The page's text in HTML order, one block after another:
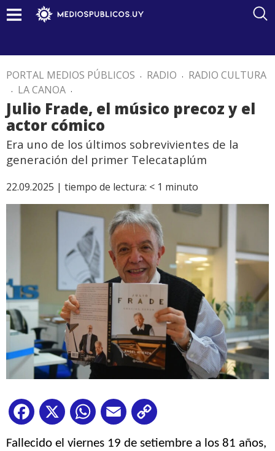
PORTAL MEDIOS PÚBLICOS . RADIO . RADIO CULTURA
. LA CANOA .
Julio Frade, el músico precoz y el
actor cómico
Era uno de los últimos sobrevivientes de la
generación del primer Telecataplúm
22.09.2025 | tiempo de lectura: < 1 minuto
Facebook
X WhatsApp
Email
Link
Fallecido el viernes 19 de setiembre a los 81 años,